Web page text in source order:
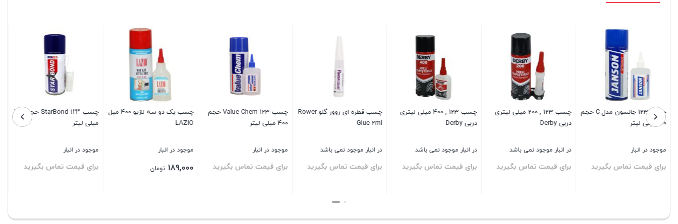
چسب 123 جانسون مدل C حجم
100 میلی لیتر
موجود در انبار
برای قیمت تماس بگیرید
چسب 123 , 200 میلی لیتری
دربی Derby
در انبار موجود نمی باشد
برای قیمت تماس بگیرید
چسب 123 , 400 میلی لیتری
دربی Derby
در انبار موجود نمی باشد
برای قیمت تماس بگیرید
چسب قطره ای روور گلو Rower
Glue 2ml
در انبار موجود نمی باشد
برای قیمت تماس بگیرید
چسب 123 Value Chem حجم
400 میلی لیتر
موجود در انبار
برای قیمت تماس بگیرید
چسب یک دو سه لازیو 400 میل
LAZIO
موجود در انبار
189,000 تومان
چسب ۱۲۳ StarBond حجم ۲۰۰
میلی لیتر
موجود در انبار
برای قیمت تماس بگیرید